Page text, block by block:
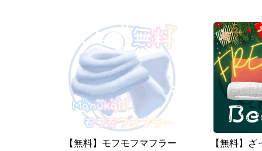
【無料】モフモフマフラー 【無料】